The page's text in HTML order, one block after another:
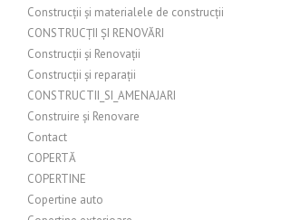
Construcții și materialele de construcții
CONSTRUCȚII ȘI RENOVĂRI
Construcții și Renovații
Construcții și reparații
CONSTRUCTII_SI_AMENAJARI
Construire și Renovare
Contact
COPERTĂ
COPERTINE
Copertine auto